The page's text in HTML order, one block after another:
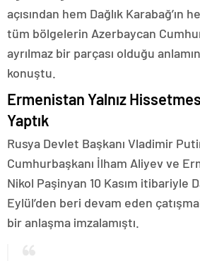
açısından hem Dağlık Karabağ’ın
tüm bölgelerin Azerbaycan
ayrılmaz bir parçası olduğu
konuştu.
Ermenistan Yalnız
Yaptık
Rusya Devlet Başkanı Vladimir
Cumhurbaşkanı İlham Aliyev ve
Nikol Paşinyan 10 Kasım itibariyle
Eylül’den beri devam eden
bir anlaşma imzalamıştı.